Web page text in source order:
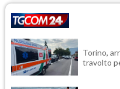
Torino,
travolto